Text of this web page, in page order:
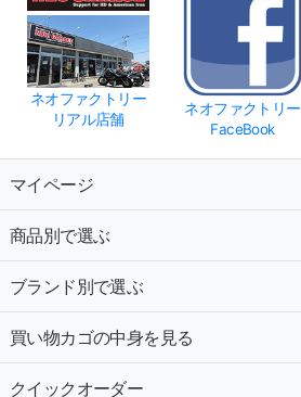
ネオファクトリー
リアル店舗
ネオファクトリー
FaceBook
マイページ
商品別で選ぶ
ブランド別で選ぶ
買い物カゴの中身を見る
クイックオーダー